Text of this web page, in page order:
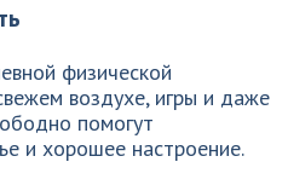
физической
воздухе, игры и даже
помогут
и хорошее настроение.